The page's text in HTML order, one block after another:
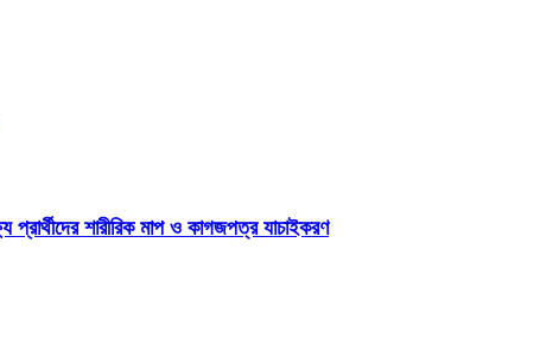
শারীরিক মাপ ও কাগজপত্র যাচাইকরণ